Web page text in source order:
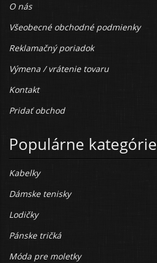
O nás
Všeobecné obchodné podmienky
Reklamačný poriadok
Výmena / vrátenie tovaru
Kontakt
Pridať obchod
Populárne kategórie
Kabelky
Dámske tenisky
Lodičky
Pánske tričká
Móda pre moletky